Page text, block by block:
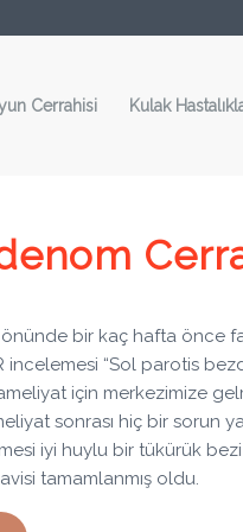
Cerrahisi Kulak
önünde bir kaç hafta önce
incelemesi “Sol parotis
için merkezimize
sonrası hiç bir sorun
iyi huylu bir tükürük
tamamlanmış oldu.